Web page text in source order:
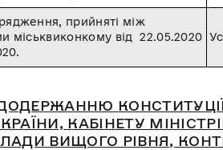
прийняті між
міськвиконкому від 22.05.2020
КОНСТИТУЦІЇ
КАБІНЕТУ
ВИЩОГО РІВНЯ,